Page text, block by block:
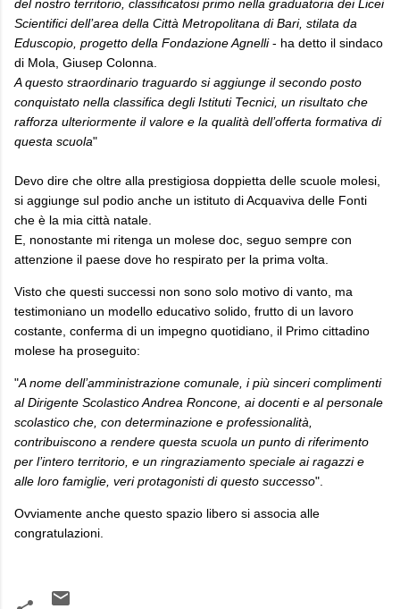
del nostro territorio, classificatosi primo nella graduatoria dei Licei
Scientifici dell’area della Città Metropolitana di Bari, stilata da
Eduscopio, progetto della Fondazione Agnelli- ha detto il sindaco
di Mola, Giusep Colonna.
A questo straordinario traguardo si aggiunge il secondo posto
conquistato nella classifica degli Istituti Tecnici, un risultato che
rafforza ulteriormente il valore e la qualità dell’offerta formativa di
questa scuola"
Devo dire che oltre alla prestigiosa doppietta delle scuole molesi,
si aggiunge sul podio anche un istituto di Acquaviva delle Fonti
che è la mia città natale.
E, nonostante mi ritenga un molese doc, seguo sempre con
attenzione il paese dove ho respirato per la prima volta.
Visto che questi successi non sono solo motivo di vanto, ma
testimoniano un modello educativo solido, frutto di un lavoro
costante, conferma di un impegno quotidiano, il Primo cittadino
molese ha proseguito:
"A nome dell’amministrazione comunale, i più sinceri complimenti
al Dirigente Scolastico Andrea Roncone, ai docenti e al personale
scolastico che, con determinazione e professionalità,
contribuiscono a rendere questa scuola un punto di riferimento
per l’intero territorio, e un ringraziamento speciale ai ragazzi e
alle loro famiglie, veri protagonisti di questo successo".
Ovviamente anche questo spazio libero si associa alle
congratulazioni.